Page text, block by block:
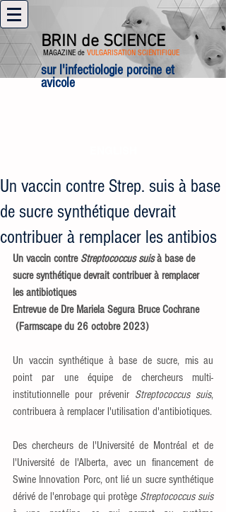
BRIN de SCIENCE
MAGAZINE de VULGARISATION SCIENTIFIQUE
sur l'infectiologie porcine et
avicole
Un vaccin contre Strep. suis à base
de sucre synthétique devrait
contribuer à remplacer les antibios
Un vaccin contre Streptococcus suis à base de
sucre synthétique devrait contribuer à remplacer
les antibiotiques
Entrevue de Dre Mariela Segura Bruce Cochrane
(Farmscape du 26 octobre 2023)
Un vaccin synthétique à base de sucre, mis au
point par une équipe de chercheurs multi-
institutionnelle pour prévenir Streptococcus suis,
Des chercheurs de l'Université de Montréal et de
l'Université de l'Alberta, avec un financement de
Swine Innovation Porc, ont lié un sucre synthétique
dérivé de l'enrobage qui protège Streptococcus suis